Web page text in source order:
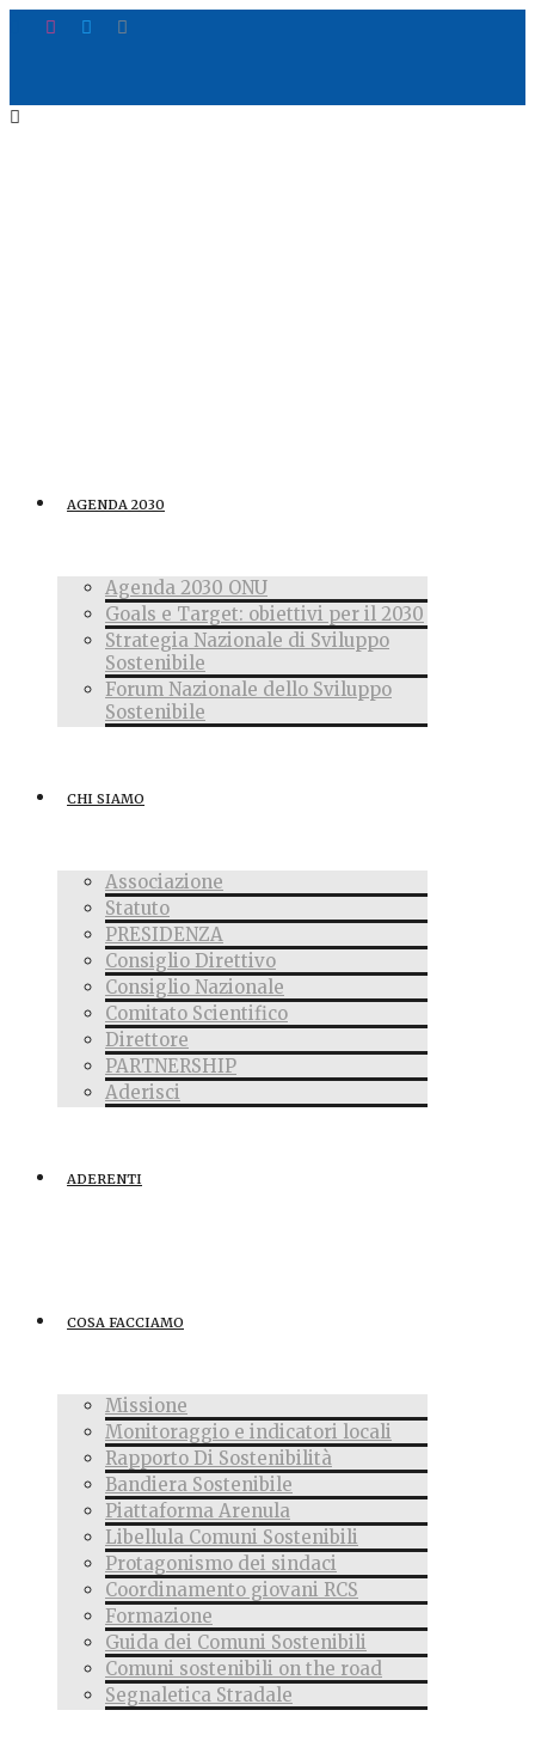
AGENDA 2030
Agenda 2030 ONU
Goals e Target: obiettivi per il 2030
Strategia Nazionale di Sviluppo
Sostenibile
Forum Nazionale dello Sviluppo
Sostenibile
CHI SIAMO
Associazione
Statuto
PRESIDENZA
Consiglio Direttivo
Consiglio Nazionale
Comitato Scientifico
Direttore
PARTNERSHIP
Aderisci
ADERENTI
COSA FACCIAMO
Missione
Monitoraggio e indicatori locali
Rapporto Di Sostenibilità
Bandiera Sostenibile
Piattaforma Arenula
Libellula Comuni Sostenibili
Protagonismo dei sindaci
Coordinamento giovani RCS
Formazione
Guida dei Comuni Sostenibili
Comuni sostenibili on the road
Segnaletica Stradale